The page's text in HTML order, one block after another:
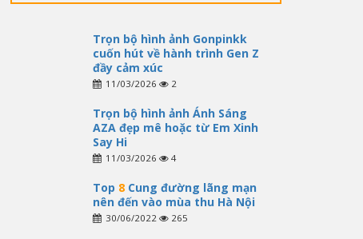
Trọn bộ hình ảnh Gonpinkk
cuốn hút về hành trình Gen Z
đầy cảm xúc
11/03/2026 2
Trọn bộ hình ảnh Ánh Sáng
AZA đẹp mê hoặc từ Em Xinh
Say Hi
11/03/2026 4
Top 8Cung đường lãng mạn
nên đến vào mùa thu Hà Nội
30/06/2022 265